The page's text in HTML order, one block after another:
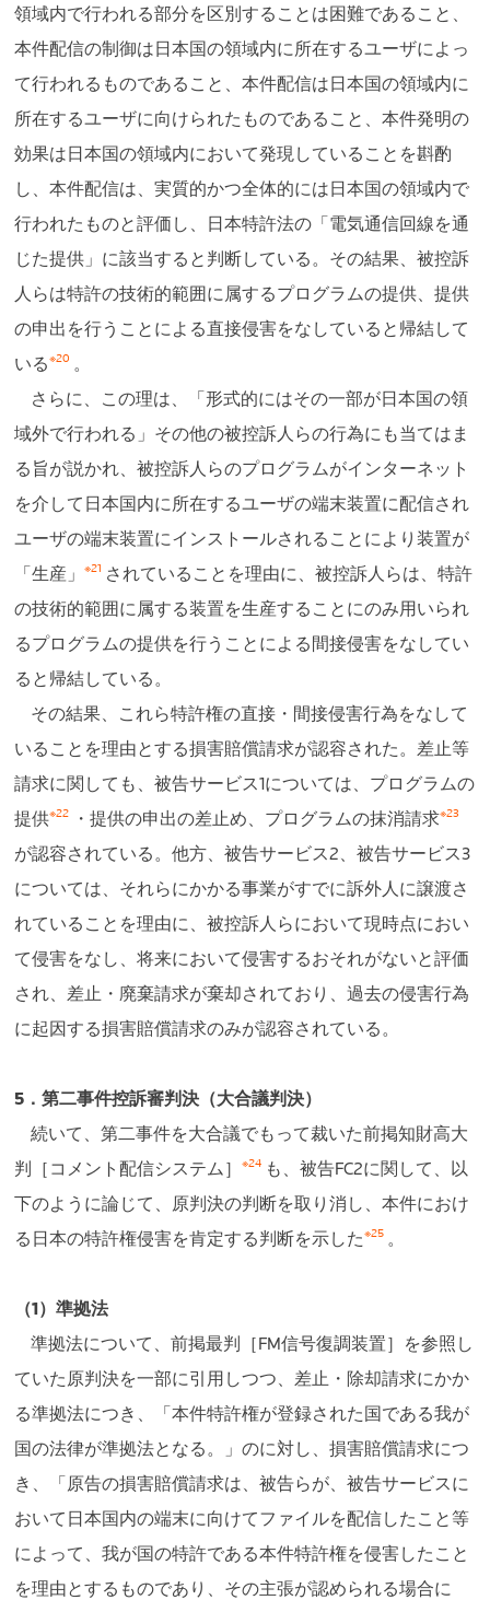
領域内で行われる部分を区別することは困難であること、
本件配信の制御は日本国の領域内に所在するユーザによっ
て行われるものであること、本件配信は日本国の領域内に
所在するユーザに向けられたものであること、本件発明の
効果は日本国の領域内において発現していることを斟酌
し、本件配信は、実質的かつ全体的には日本国の領域内で
行われたものと評価し、日本特許法の「電気通信回線を通
じた提供」に該当すると判断している。その結果、被控訴
人らは特許の技術的範囲に属するプログラムの提供、提供
の申出を行うことによる直接侵害をなしていると帰結して
いる※20 。
さらに、この理は、「形式的にはその一部が日本国の領
域外で行われる」その他の被控訴人らの行為にも当てはま
る旨が説かれ、被控訴人らのプログラムがインターネット
を介して日本国内に所在するユーザの端末装置に配信され
ユーザの端末装置にインストールされることにより装置が
「生産」※21 されていることを理由に、被控訴人らは、特許
の技術的範囲に属する装置を生産することにのみ用いられ
るプログラムの提供を行うことによる間接侵害をなしてい
ると帰結している。
その結果、これら特許権の直接・間接侵害行為をなして
いることを理由とする損害賠償請求が認容された。差止等
請求に関しても、被告サービス1については、プログラムの
提供※22 ・提供の申出の差止め、プログラムの抹消請求※23
が認容されている。他方、被告サービス2、被告サービス3
については、それらにかかる事業がすでに訴外人に譲渡さ
れていることを理由に、被控訴人らにおいて現時点におい
て侵害をなし、将来において侵害するおそれがないと評価
され、差止・廃棄請求が棄却されており、過去の侵害行為
に起因する損害賠償請求のみが認容されている。
5．第二事件控訴審判決（大合議判決）
続いて、第二事件を大合議でもって裁いた前掲知財高大
判［コメント配信システム］※24 も、被告FC2に関して、以
下のように論じて、原判決の判断を取り消し、本件におけ
る日本の特許権侵害を肯定する判断を示した※25 。
（1）準拠法
準拠法について、前掲最判［FM信号復調装置］を参照し
ていた原判決を一部に引用しつつ、差止・除却請求にかか
る準拠法につき、「本件特許権が登録された国である我が
国の法律が準拠法となる。」のに対し、損害賠償請求につ
き、「原告の損害賠償請求は、被告らが、被告サービスに
おいて日本国内の端末に向けてファイルを配信したこと等
によって、我が国の特許である本件特許権を侵害したこと
を理由とするものであり、その主張が認められる場合に